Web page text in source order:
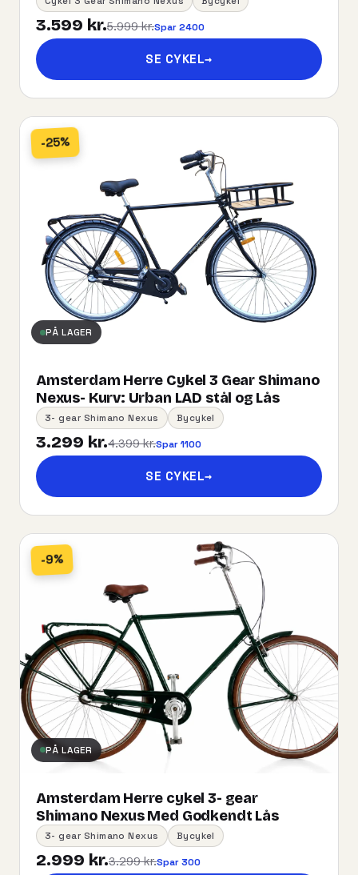
3.599 kr.5.999 kr.Spar 2400
SE CYKEL→
-25%
PÅ LAGER
Amsterdam Herre Cykel 3 Gear Shimano
Nexus- Kurv:​ ​Urban​ ​LAD​ ​stål og Lås
3- gear Shimano Nexus Bycykel
3.299 kr.4.399 kr.Spar 1100
SE CYKEL→
-9%
PÅ LAGER
Amsterdam Herre cykel 3- gear
Shimano Nexus Med Godkendt Lås
3- gear Shimano Nexus Bycykel
2.999 kr.3.299 kr.Spar 300